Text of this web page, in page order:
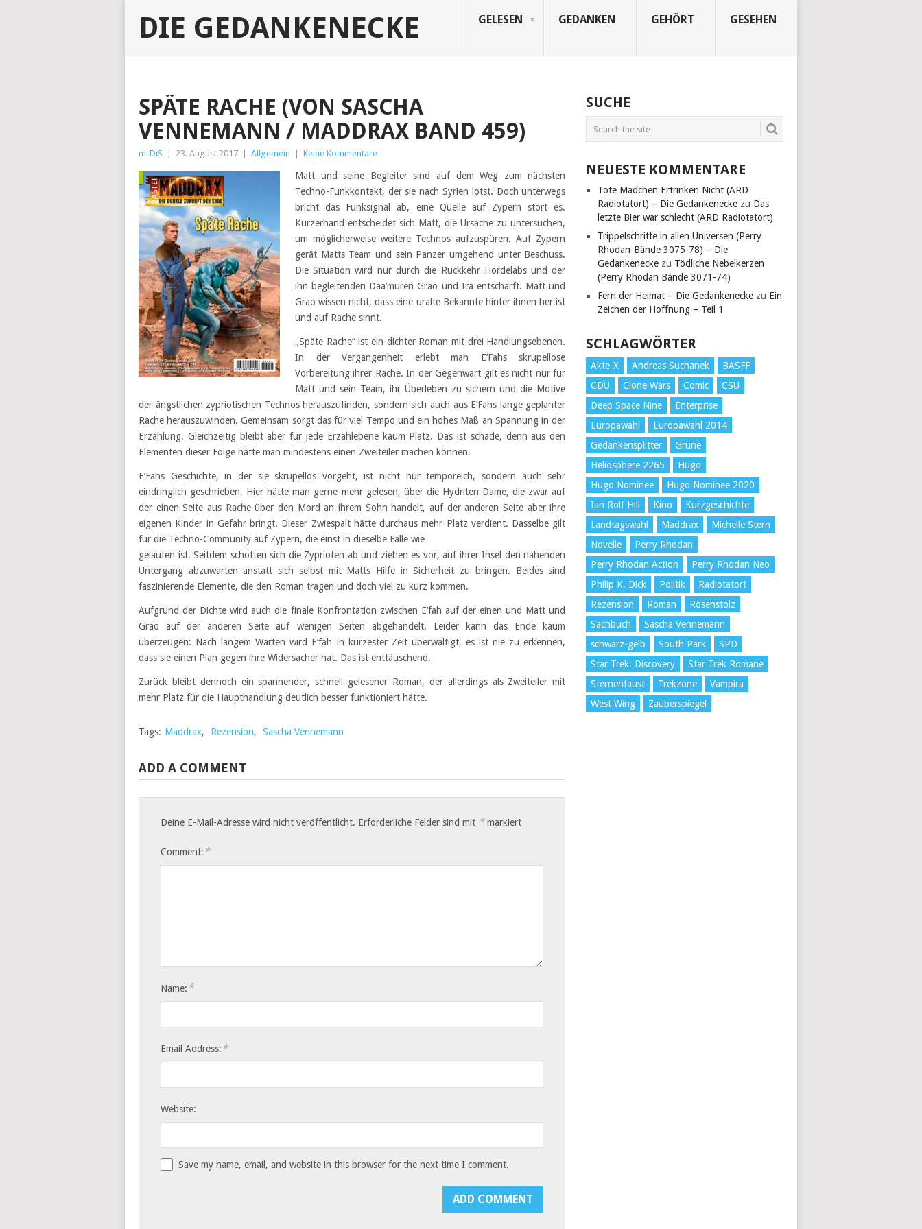
DIE GEDANKENECKE GELESEN GEDANKEN GEHÖRT GESEHEN
SPÄTE RACHE (VON SASCHA
VENNEMANN / MADDRAX BAND 459)
m-DiS 23. August 2017 Allgemein Keine Kommentare
Matt und seine Begleiter sind auf dem Weg zum nächsten
Techno-Funkkontakt, der sie nach Syrien lotst. Doch unterwegs
bricht das Funksignal ab, eine Quelle auf Zypern stört es.
Kurzerhand entscheidet sich Matt, die Ursache zu untersuchen,
um möglicherweise weitere Technos aufzuspüren. Auf Zypern
gerät Matts Team und sein Panzer umgehend unter Beschuss.
Die Situation wird nur durch die Rückkehr Hordelabs und der
ihn begleitenden Daa’muren Grao und Ira entschärft. Matt und
Grao wissen nicht, dass eine uralte Bekannte hinter ihnen her ist
und auf Rache sinnt.
„Späte Rache“ ist ein dichter Roman mit drei Handlungsebenen.
In der Vergangenheit erlebt man E’Fahs skrupellose
Vorbereitung ihrer Rache. In der Gegenwart gilt es nicht nur für
Matt und sein Team, ihr Überleben zu sichern und die Motive
der ängstlichen zypriotischen Technos herauszufinden, sondern sich auch aus E’Fahs lange geplanter
Rache herauszuwinden. Gemeinsam sorgt das für viel Tempo und ein hohes Maß an Spannung in der
Erzählung. Gleichzeitig bleibt aber für jede Erzählebene kaum Platz. Das ist schade, denn aus den
Elementen dieser Folge hätte man mindestens einen Zweiteiler machen können.
E’Fahs Geschichte, in der sie skrupellos vorgeht, ist nicht nur temporeich, sondern auch sehr
eindringlich geschrieben. Hier hätte man gerne mehr gelesen, über die Hydriten-Dame, die zwar auf
der einen Seite aus Rache über den Mord an ihrem Sohn handelt, auf der anderen Seite aber ihre
eigenen Kinder in Gefahr bringt. Dieser Zwiespalt hätte durchaus mehr Platz verdient. Dasselbe gilt
für die Techno-Community auf Zypern, die einst in dieselbe Falle wie
gelaufen ist. Seitdem schotten sich die Zyprioten ab und ziehen es vor, auf ihrer Insel den nahenden
Untergang abzuwarten anstatt sich selbst mit Matts Hilfe in Sicherheit zu bringen. Beides sind
faszinierende Elemente, die den Roman tragen und doch viel zu kurz kommen.
Aufgrund der Dichte wird auch die finale Konfrontation zwischen E’fah auf der einen und Matt und
Grao auf der anderen Seite auf wenigen Seiten abgehandelt. Leider kann das Ende kaum
überzeugen: Nach langem Warten wird E’fah in kürzester Zeit überwältigt, es ist nie zu erkennen,
dass sie einen Plan gegen ihre Widersacher hat. Das ist enttäuschend.
Zurück bleibt dennoch ein spannender, schnell gelesener Roman, der allerdings als Zweiteiler mit
mehr Platz für die Haupthandlung deutlich besser funktioniert hätte.
Tags: Maddrax, Rezension, Sascha Vennemann
ADD A COMMENT
Deine E-Mail-Adresse wird nicht veröffentlicht. Erforderliche Felder sind mit *markiert
Comment: *
Name: *
Email Address: *
Website:
Save my name, email, and website in this browser for the next time I comment.
SUCHE
NEUESTE KOMMENTARE
Tote Mädchen Ertrinken Nicht (ARD
Radiotatort) – Die Gedankenecke zu Das
letzte Bier war schlecht (ARD Radiotatort)
Trippelschritte in allen Universen (Perry
Rhodan-Bände 3075-78) – Die
Gedankenecke zu Tödliche Nebelkerzen
(Perry Rhodan Bände 3071-74)
Fern der Heimat – Die Gedankenecke zu Ein
Zeichen der Hoffnung – Teil 1
SCHLAGWÖRTER
Akte-X Andreas Suchanek
BASFF
CDU
Clone Wars Comic
CSU
Deep Space Nine
Enterprise
Europawahl
Europawahl 2014
Gedankensplitter
Grüne
Heliosphere 2265
Hugo
Hugo Nominee
Hugo Nominee 2020
Ian Rolf Hill
Kino
Kurzgeschichte
Landtagswahl
Maddrax
Michelle Stern
Novelle
Perry Rhodan
Perry Rhodan Action
Perry Rhodan Neo
Philip K. Dick
Politik
Radiotatort
Rezension
Roman
Rosenstolz
Sachbuch
Sascha Vennemann
schwarz-gelb
South Park
SPD
Star Trek: Discovery
Star Trek Romane
Sternenfaust
Trekzone
Vampira
West Wing
Zauberspiegel